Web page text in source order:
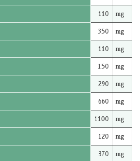
110 mg
350 mg
110 mg
150 mg
290 mg
660 mg
1100 mg
120 mg
370 mg